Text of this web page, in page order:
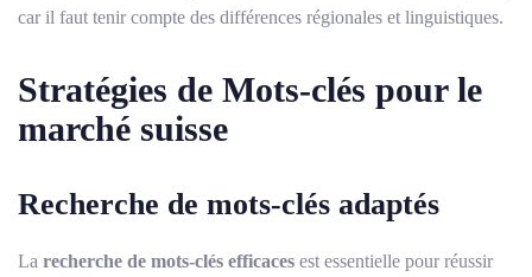
car il faut tenir compte des différences régionales et linguistiques.
Stratégies de Mots-clés pour le
marché suisse
Recherche de mots-clés adaptés
La recherche de mots-clés efficaces est essentielle pour réussir